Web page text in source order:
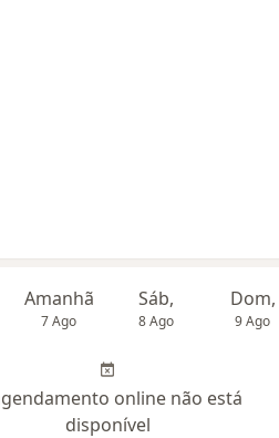
Amanhã
7 Ago
Sáb,
8 Ago
Dom,
9 Ago
online não está
disponível